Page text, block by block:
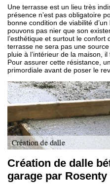
Une terrasse est un lieu très
présence n’est pas obligatoire
bonne condition de viabilité
pouvons pas nier que son
l’esthétique et surtout le confort
terrasse ne sera pas une
pluie à l’intérieur de la maison,
Pour assurer cette résistance,
primordiale avant de poser le
Création de dalle
garage par